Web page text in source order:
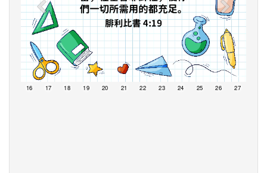
16 17 18 19 20 21 22 23 24 25 26 27